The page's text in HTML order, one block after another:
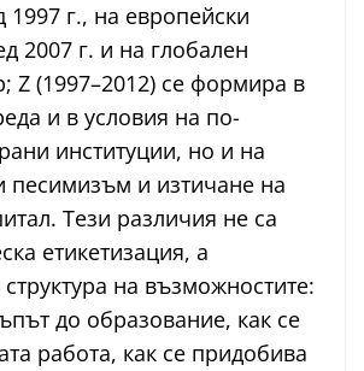
1997 г., на европейски
2007 г. и на глобален
Z (1997–2012) се формира в
и в условия на по-
институции, но и на
песимизъм и изтичане на
Тези различия не са
етикетизация, а
на възможностите:
до образование, как се
работа, как се придобива